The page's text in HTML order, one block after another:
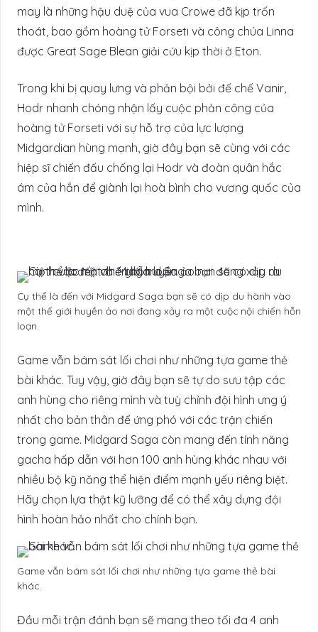
may là những hậu duệ của vua Crowe đã kịp trốn
thoát, bao gồm hoàng tử Forseti và công chúa Linna
được Great Sage Blean giải cứu kịp thời ở Eton.
Trong khi bị quay lưng và phản bội bởi đế chế Vanir,
Hodr nhanh chóng nhận lấy cuộc phản công của
hoàng tử Forseti với sự hỗ trợ của lực lượng
Midgardian hùng mạnh, giờ đây bạn sẽ cùng với các
hiệp sĩ chiến đấu chống lại Hodr và đoàn quân hắc
ám của hắn để giành lại hoà bình cho vương quốc của
mình.
Cụ thể là đến với Midgard Saga bạn sẽ có dịp du hành vào
một thế giới huyền ảo nơi đang xảy ra một cuộc nội chiến hỗn
loạn.
Game vẫn bám sát lối chơi như những tựa game thẻ
bài khác. Tuy vậy, giờ đây bạn sẽ tự do sưu tập các
anh hùng cho riêng mình và tuỳ chỉnh đội hình ưng ý
nhất cho bản thân để ứng phó với các trận chiến
trong game. Midgard Saga còn mang đến tính năng
gacha hấp dẫn với hơn 100 anh hùng khác nhau với
nhiều bộ kỹ năng thể hiện điểm mạnh yếu riêng biệt.
Hãy chọn lựa thật kỹ lưỡng để có thể xây dựng đội
hình hoàn hảo nhất cho chính bạn.
Game vẫn bám sát lối chơi như những tựa game thẻ bài
khác.
Đầu mỗi trận đánh bạn sẽ mang theo tối đa 4 anh